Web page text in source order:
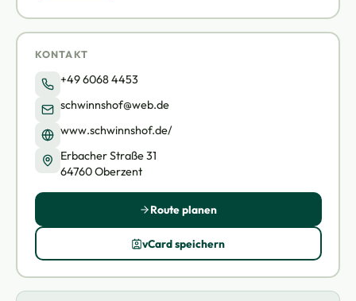
KONTAKT
+49 6068 4453
schwinnshof@web.de
www.schwinnshof.de/
Erbacher Straße 31
64760 Oberzent
Route planen
vCard speichern